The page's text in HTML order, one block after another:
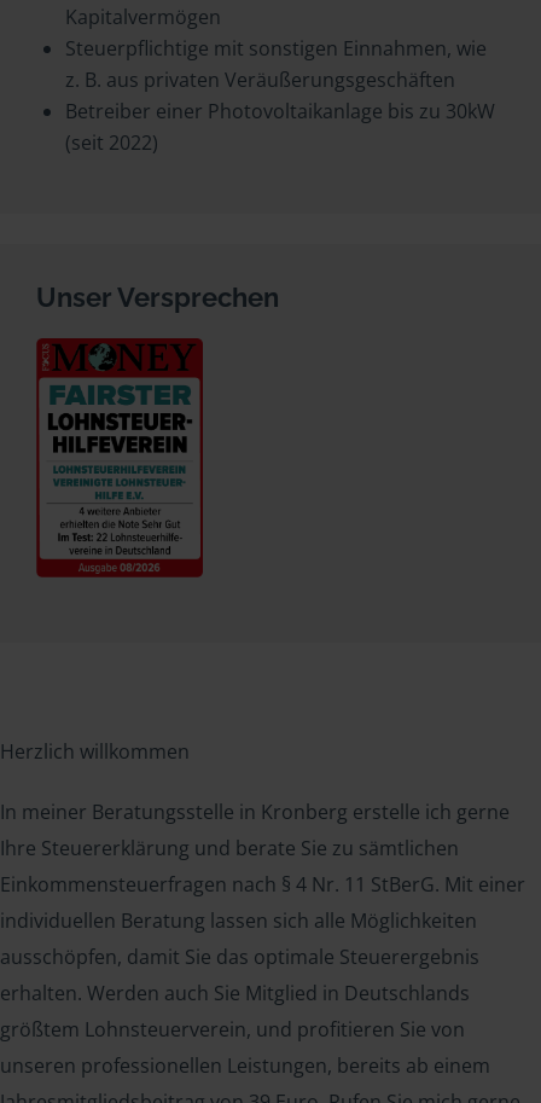
Kapitalvermögen
Steuerpflichtige mit sonstigen Einnahmen, wie
z. B. aus privaten Veräußerungsgeschäften
Betreiber einer Photovoltaikanlage bis zu 30kW
(seit 2022)
Unser Versprechen
Herzlich willkommen
In meiner Beratungsstelle in Kronberg erstelle ich gerne
Ihre Steuererklärung und berate Sie zu sämtlichen
Einkommensteuerfragen nach § 4 Nr. 11 StBerG. Mit einer
individuellen Beratung lassen sich alle Möglichkeiten
ausschöpfen, damit Sie das optimale Steuerergebnis
erhalten. Werden auch Sie Mitglied in Deutschlands
größtem Lohnsteuerverein, und profitieren Sie von
unseren professionellen Leistungen, bereits ab einem